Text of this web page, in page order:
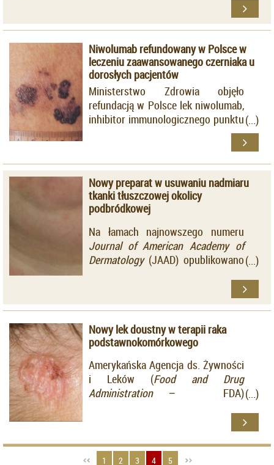
jednak z inhibitorów kinaz
tyrozynowych w terapii tej
dermatozy. Ostatnio opublikowano
wyniki badań klinicznych 2 fazy nad
nowym lekiem z tej grupy -
baricitinibem.
aktywności enzymu fosfodiesterazy
4. Metotreksat jest jednym z
najskutecznieszych, tradycyjnych
leków w terapii łuszczycy,
stosowanym w tym wskazaniu od
wielu lat jako standardowe leczenie
systemowe pierwszego rzutu.
Dotychczas brakowało badań
klinicznych, które porównywałyby
skuteczność metotreksatu i
Niwolumab refundowany w Polsce w
leczeniu zaawansowanego czerniaka u
dorosłych pacjentów
Ministerstwo Zdrowia objęło
refundacją w Polsce lek niwolumab,
inhibitor immunologicznego punktu
kontrolnego PD-1, w ramach
programu lekowego w leczeniu
zaawansowanego czerniaka.
Nowy preparat w usuwaniu nadmiaru
tkanki tłuszczowej okolicy
podbródkowej
Na łamach najnowszego numeru
Journal of American Academy of
Dermatology (JAAD) opublikowano
którym testowano ATX-101,
pochodną kwasu deoksycholowego
w redukowaniu nadmiaru tkanki
tłuszczowej w okolicy
podbródkowej.
Nowy lek doustny w terapii raka
podstawnokomórkowego
Amerykańska Agencja ds. Żywności
i Leków (Food and Drug
Administration− FDA)
terapii miejscowo zaawansowanego
raka podstawnokomórkowego
(basal cell carcinoma− BCC).
1 2 3 4 5